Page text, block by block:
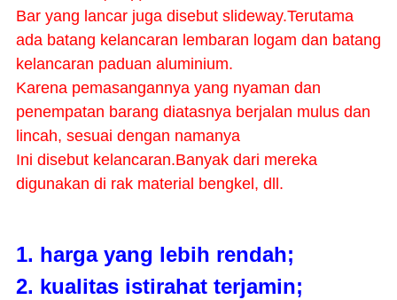
Bar yang lancar juga disebut slideway.Terutama
ada batang kelancaran lembaran logam dan batang
kelancaran paduan aluminium.
Karena pemasangannya yang nyaman dan
penempatan barang diatasnya berjalan mulus dan
lincah, sesuai dengan namanya
Ini disebut kelancaran.Banyak dari mereka
digunakan di rak material bengkel, dll.
1. harga yang lebih rendah;
2. kualitas istirahat terjamin;